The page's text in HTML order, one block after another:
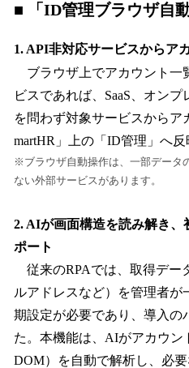
■ 「ID管理ブラウザ自
1. API非対応サービスからア
ブラウザ上でアカウント一
ビスであれば、SaaS、オン
を問わず対象サービスからア
martHR」上の「ID管理」へ反
※ブラウザ自動操作は、一部データ
ない外部サービスがあります。
2. AIが画面構造を読み解き
ポート
従来のRPAでは、取得デー
ルアドレスなど）を管理者が
期設定が必要であり、導入の
た。本機能は、AIがアカウ
DOM）を自動で解析し、必